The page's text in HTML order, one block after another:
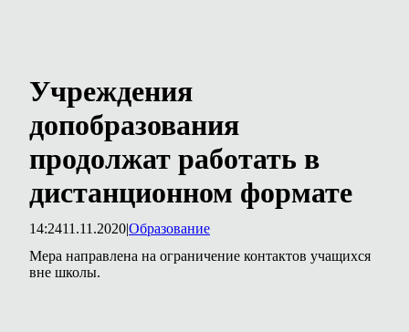
Учреждения
допобразования
продолжат работать в
дистанционном формате
14:2411.11.2020|Образование
Мера направлена на ограничение контактов учащихся
вне школы.